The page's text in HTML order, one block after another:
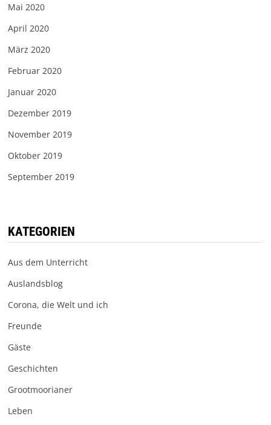
Mai 2020
April 2020
März 2020
Februar 2020
Januar 2020
Dezember 2019
November 2019
Oktober 2019
September 2019
KATEGORIEN
Aus dem Unterricht
Auslandsblog
Corona, die Welt und ich
Freunde
Gäste
Geschichten
Grootmoorianer
Leben